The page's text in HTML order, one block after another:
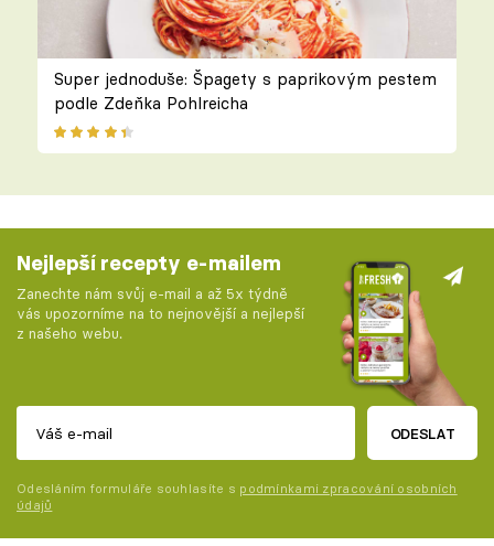
Super jednoduše: Špagety s paprikovým pestem
podle Zdeňka Pohlreicha
Nejlepší recepty e-mailem
Zanechte nám svůj e-mail a až 5x týdně
vás upozorníme na to nejnovější a nejlepší
z našeho webu.
ODESLAT
Odesláním formuláře souhlasíte s podmínkami zpracování osobních
údajů